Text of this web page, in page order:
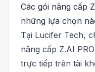
Các gói nâng cấp
những lựa chọn
Tại Lucifer Tech,
nâng cấp Z.AI
trực tiếp trên tài